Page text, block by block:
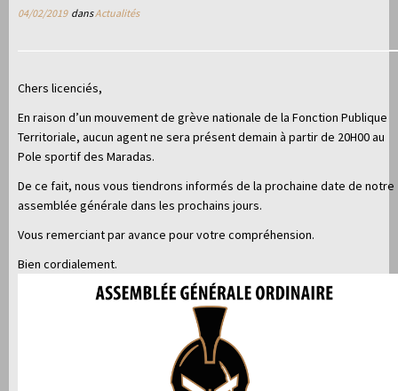
04/02/2019dansActualités
Chers licenciés,
En raison d’un mouvement de grève nationale de la Fonction Publique
Territoriale, aucun agent ne sera présent demain à partir de 20H00 au
Pole sportif des Maradas.
De ce fait, nous vous tiendrons informés de la prochaine date de notre
assemblée générale dans les prochains jours.
Vous remerciant par avance pour votre compréhension.
Bien cordialement.